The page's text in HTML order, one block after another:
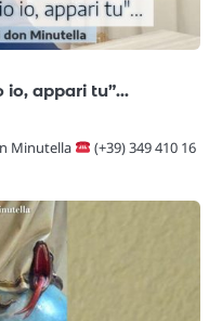
io, appari tu”…
Minutella
(+39) 349 410 16